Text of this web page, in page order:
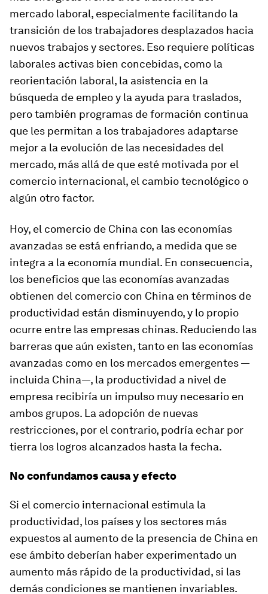
mercado laboral, especialmente facilitando la
transición de los trabajadores desplazados hacia
nuevos trabajos y sectores. Eso requiere políticas
laborales activas bien concebidas, como la
reorientación laboral, la asistencia en la
búsqueda de empleo y la ayuda para traslados,
pero también programas de formación continua
que les permitan a los trabajadores adaptarse
mejor a la evolución de las necesidades del
mercado, más allá de que esté motivada por el
comercio internacional, el cambio tecnológico o
algún otro factor.
Hoy, el comercio de China con las economías
avanzadas se está enfriando, a medida que se
integra a la economía mundial. En consecuencia,
los beneficios que las economías avanzadas
obtienen del comercio con China en términos de
productividad están disminuyendo, y lo propio
ocurre entre las empresas chinas. Reduciendo las
barreras que aún existen, tanto en las economías
avanzadas como en los mercados emergentes —
incluida China—, la productividad a nivel de
empresa recibiría un impulso muy necesario en
ambos grupos. La adopción de nuevas
restricciones, por el contrario, podría echar por
tierra los logros alcanzados hasta la fecha.
No confundamos causa y efecto
Si el comercio internacional estimula la
productividad, los países y los sectores más
expuestos al aumento de la presencia de China en
ese ámbito deberían haber experimentado un
aumento más rápido de la productividad, si las
demás condiciones se mantienen invariables.